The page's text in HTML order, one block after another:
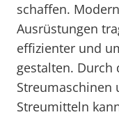
schaffen.
Ausrüstungen
effizienter und
gestalten. Durch
Streumaschinen
Streumitteln